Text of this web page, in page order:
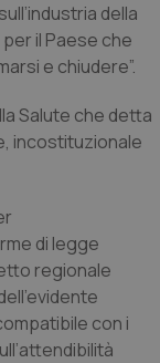
della
il Paese che
e chiudere”.
Salute che detta
incostituzionale
di legge
regionale
con i